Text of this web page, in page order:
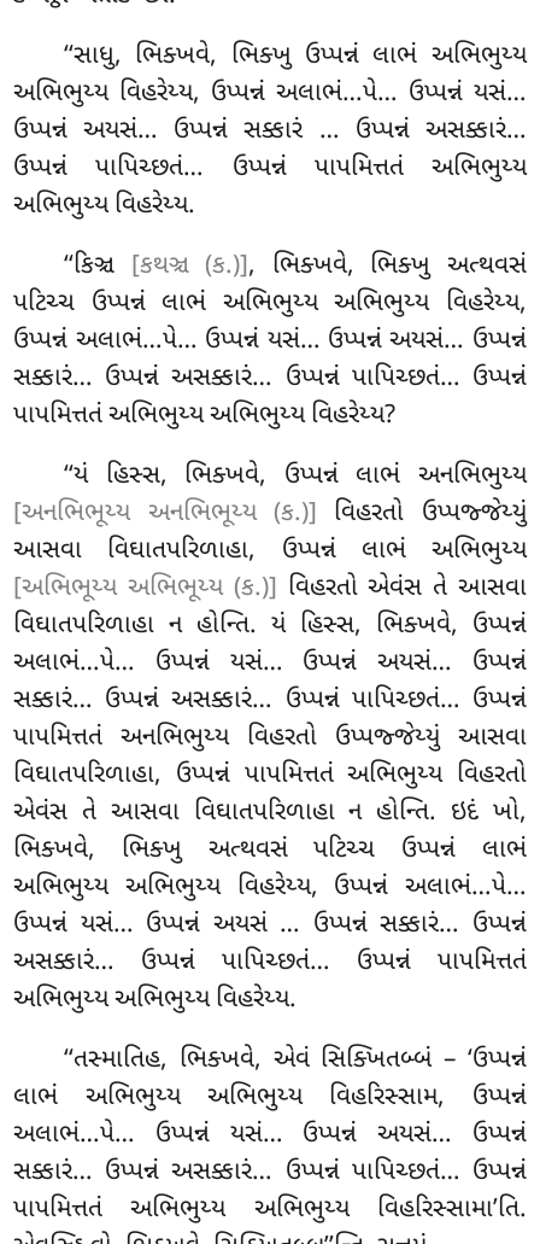
‘‘સાધુ, ભિક્ખવે, ભિક્ખુ ઉપ્પન્નં લાભં અભિભુય્ય
અભિભુય્ય વિહરેય્ય, ઉપ્પન્નં અલાભં…પે… ઉપ્પન્નં યસં…
ઉપ્પન્નં અયસં… ઉપ્પન્નં સક્કારં … ઉપ્પન્નં અસક્કારં…
ઉપ્પન્નં પાપિચ્છતં… ઉપ્પન્નં પાપમિત્તતં અભિભુય્ય
અભિભુય્ય વિહરેય્ય.
‘‘કિઞ્ચ
[કથઞ્ચ (ક.)], ભિક્ખવે, ભિક્ખુ અત્થવસં
પટિચ્ચ ઉપ્પન્નં લાભં અભિભુય્ય અભિભુય્ય વિહરેય્ય,
ઉપ્પન્નં અલાભં…પે… ઉપ્પન્નં યસં… ઉપ્પન્નં અયસં… ઉપ્પન્નં
સક્કારં… ઉપ્પન્નં અસક્કારં… ઉપ્પન્નં પાપિચ્છતં… ઉપ્પન્નં
પાપમિત્તતં અભિભુય્ય અભિભુય્ય વિહરેય્ય?
‘‘યં હિસ્સ, ભિક્ખવે, ઉપ્પન્નં લાભં અનભિભુય્ય
[અનભિભૂય્ય અનભિભૂય્ય (ક.)] વિહરતો ઉપ્પજ્જેય્યું
આસવા વિઘાતપરિળાહા, ઉપ્પન્નં લાભં અભિભુય્ય
[અભિભૂય્ય અભિભૂય્ય (ક.)] વિહરતો એવંસ તે આસવા
વિઘાતપરિળાહા ન હોન્તિ. યં હિસ્સ, ભિક્ખવે, ઉપ્પન્નં
અલાભં…પે… ઉપ્પન્નં યસં… ઉપ્પન્નં અયસં… ઉપ્પન્નં
સક્કારં… ઉપ્પન્નં અસક્કારં… ઉપ્પન્નં પાપિચ્છતં… ઉપ્પન્નં
પાપમિત્તતં અનભિભુય્ય વિહરતો ઉપ્પજ્જેય્યું આસવા
વિઘાતપરિળાહા, ઉપ્પન્નં પાપમિત્તતં અભિભુય્ય વિહરતો
એવંસ તે આસવા વિઘાતપરિળાહા ન હોન્તિ. ઇદં ખો,
ભિક્ખવે, ભિક્ખુ અત્થવસં પટિચ્ચ ઉપ્પન્નં લાભં
અભિભુય્ય અભિભુય્ય વિહરેય્ય, ઉપ્પન્નં અલાભં…પે…
ઉપ્પન્નં યસં… ઉપ્પન્નં અયસં … ઉપ્પન્નં સક્કારં… ઉપ્પન્નં
અસક્કારં… ઉપ્પન્નં પાપિચ્છતં… ઉપ્પન્નં પાપમિત્તતં
અભિભુય્ય અભિભુય્ય વિહરેય્ય.
‘‘તસ્માતિહ, ભિક્ખવે, એવં સિક્ખિતબ્બં – ‘ઉપ્પન્નં
લાભં અભિભુય્ય અભિભુય્ય વિહરિસ્સામ, ઉપ્પન્નં
અલાભં…પે… ઉપ્પન્નં યસં… ઉપ્પન્નં અયસં… ઉપ્પન્નં
સક્કારં… ઉપ્પન્નં અસક્કારં… ઉપ્પન્નં પાપિચ્છતં… ઉપ્પન્નં
પાપમિત્તતં અભિભુય્ય અભિભુય્ય વિહરિસ્સામા’તિ.